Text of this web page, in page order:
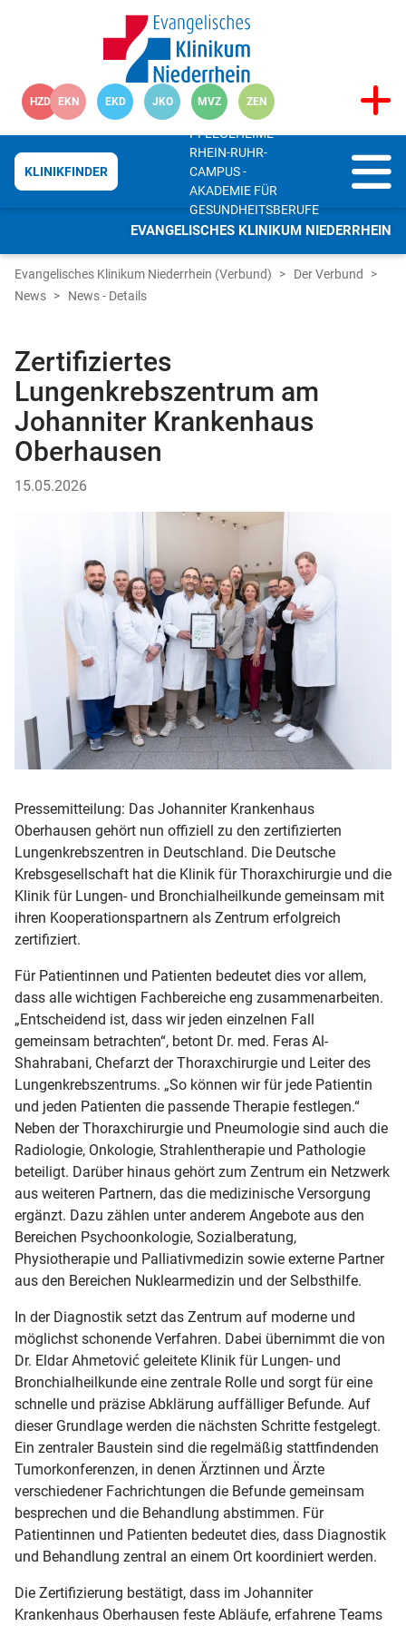
HZD EKN EKD JKO MVZ ZEN
EVANGELISCHES KLINIKUM NIEDERRHEIN
KLINIKFINDER
PFLEGEHEIME
RHEIN-RUHR-
CAMPUS -
AKADEMIE FÜR
GESUNDHEITSBERUFE
Evangelisches Klinikum Niederrhein (Verbund)
Der Verbund
News
News - Details
Zertifiziertes
Lungenkrebszentrum am
Johanniter Krankenhaus
Oberhausen
15.05.2026
Pressemitteilung: Das Johanniter Krankenhaus
Oberhausen gehört nun offiziell zu den zertifizierten
Lungenkrebszentren in Deutschland. Die Deutsche
Krebsgesellschaft hat die Klinik für Thoraxchirurgie und die
Klinik für Lungen- und Bronchialheilkunde gemeinsam mit
ihren Kooperationspartnern als Zentrum erfolgreich
zertifiziert.
Für Patientinnen und Patienten bedeutet dies vor allem,
dass alle wichtigen Fachbereiche eng zusammenarbeiten.
„Entscheidend ist, dass wir jeden einzelnen Fall
gemeinsam betrachten“, betont Dr. med. Feras Al-
Shahrabani, Chefarzt der Thoraxchirurgie und Leiter des
Lungenkrebszentrums. „So können wir für jede Patientin
und jeden Patienten die passende Therapie festlegen.“
Neben der Thoraxchirurgie und Pneumologie sind auch die
Radiologie, Onkologie, Strahlentherapie und Pathologie
beteiligt. Darüber hinaus gehört zum Zentrum ein Netzwerk
aus weiteren Partnern, das die medizinische Versorgung
ergänzt. Dazu zählen unter anderem Angebote aus den
Bereichen Psychoonkologie, Sozialberatung,
Physiotherapie und Palliativmedizin sowie externe Partner
aus den Bereichen Nuklearmedizin und der Selbsthilfe.
In der Diagnostik setzt das Zentrum auf moderne und
möglichst schonende Verfahren. Dabei übernimmt die von
Dr. Eldar Ahmetović geleitete Klinik für Lungen- und
Bronchialheilkunde eine zentrale Rolle und sorgt für eine
schnelle und präzise Abklärung auffälliger Befunde. Auf
dieser Grundlage werden die nächsten Schritte festgelegt.
Ein zentraler Baustein sind die regelmäßig stattfindenden
Tumorkonferenzen, in denen Ärztinnen und Ärzte
verschiedener Fachrichtungen die Befunde gemeinsam
besprechen und die Behandlung abstimmen. Für
Patientinnen und Patienten bedeutet dies, dass Diagnostik
und Behandlung zentral an einem Ort koordiniert werden.
Die Zertifizierung bestätigt, dass im Johanniter
Krankenhaus Oberhausen feste Abläufe, erfahrene Teams